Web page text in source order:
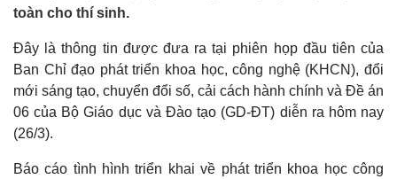
toàn cho thí sinh.
Đây là thông tin được đưa ra tại phiên họp đầu tiên của
Ban Chỉ đạo phát triển khoa học, công nghệ (KHCN), đổi
mới sáng tạo, chuyển đổi số, cải cách hành chính và Đề án
06 của Bộ Giáo dục và Đào tạo (GD-ĐT) diễn ra hôm nay
(26/3).
Báo cáo tình hình triển khai về phát triển khoa học công